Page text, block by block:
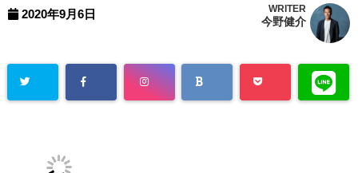
2020年9月6日 WRITER
今野健介